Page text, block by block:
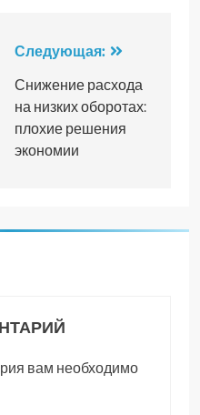
Следующая:
Снижение расхода
на низких оборотах:
плохие решения
экономии
вам необходимо